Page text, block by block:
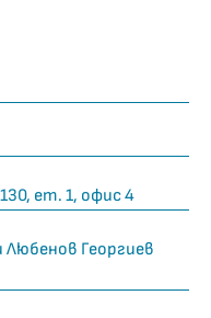
ет. 1, офис 4
Любенов Георгиев